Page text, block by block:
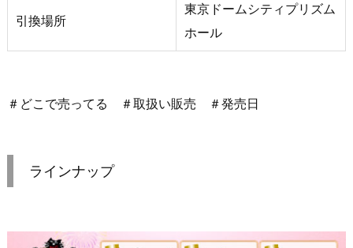
引換場所
東京ドームシティプリズム
ホール
＃どこで売ってる ＃取扱い販売 ＃発売日
ラインナップ